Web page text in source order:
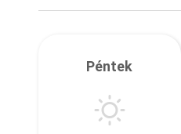
Péntek